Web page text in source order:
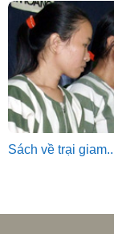
Sách về trại